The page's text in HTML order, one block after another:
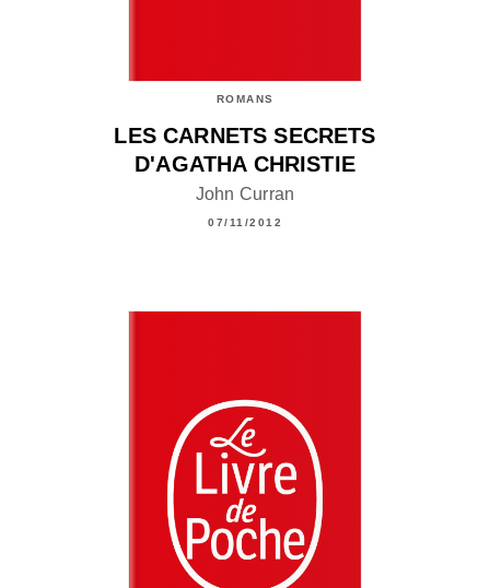
ROMANS
LES CARNETS SECRETS
D'AGATHA CHRISTIE
John Curran
07/11/2012